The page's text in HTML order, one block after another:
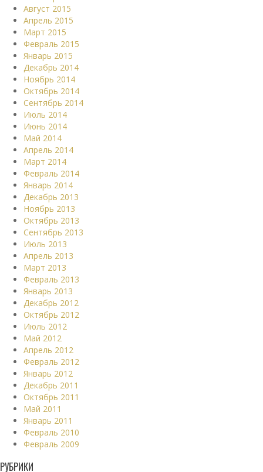
Август 2015
Апрель 2015
Март 2015
Февраль 2015
Январь 2015
Декабрь 2014
Ноябрь 2014
Октябрь 2014
Сентябрь 2014
Июль 2014
Июнь 2014
Май 2014
Апрель 2014
Март 2014
Февраль 2014
Январь 2014
Декабрь 2013
Ноябрь 2013
Октябрь 2013
Сентябрь 2013
Июль 2013
Апрель 2013
Март 2013
Февраль 2013
Январь 2013
Декабрь 2012
Октябрь 2012
Июль 2012
Май 2012
Апрель 2012
Февраль 2012
Январь 2012
Декабрь 2011
Октябрь 2011
Май 2011
Январь 2011
Февраль 2010
Февраль 2009
РУБРИКИ